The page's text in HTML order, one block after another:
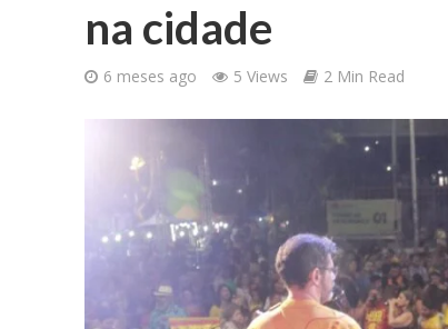
na cidade
6 meses ago 5 Views 2 Min Read